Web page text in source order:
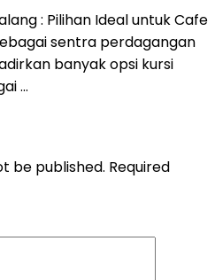
: Pilihan Ideal untuk Cafe
sentra perdagangan
banyak opsi kursi
…
be published. Required